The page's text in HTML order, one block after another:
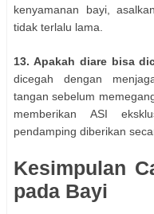
kenyamanan bayi,
tidak terlalu lama.
13. Apakah diare bisa
dicegah dengan
tangan sebelum
memberikan ASI
pendamping diberikan
Kesimpulan
pada Bayi